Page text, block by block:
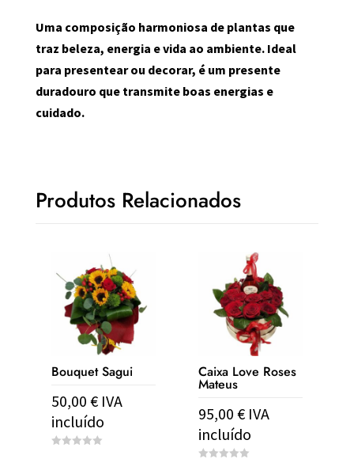
Uma composição harmoniosa de plantas que
traz beleza, energia e vida ao ambiente. Ideal
para presentear ou decorar, é um presente
duradouro que transmite boas energias e
cuidado.
Produtos Relacionados
Bouquet Sagui
50,00 € IVA
incluído
Caixa Love Roses
Mateus
95,00€ IVA
incluído